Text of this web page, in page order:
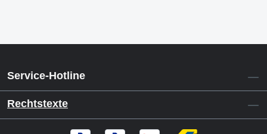
Service-Hotline
Rechtstexte